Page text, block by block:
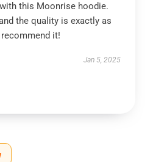
this Moonrise hoodie.
the quality is exactly as
it!
Jan 5, 2025